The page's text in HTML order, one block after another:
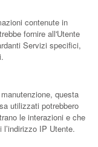
contenute in
fornire all'Utente
Servizi specifici,
questa
utilizzati potrebbero
le interazioni e che
IP Utente.